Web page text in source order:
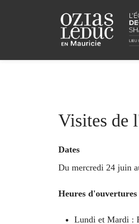
Visites de
Dates
Du mercredi 24 juin
Heures d'ouvertures
Lundi et Mardi :